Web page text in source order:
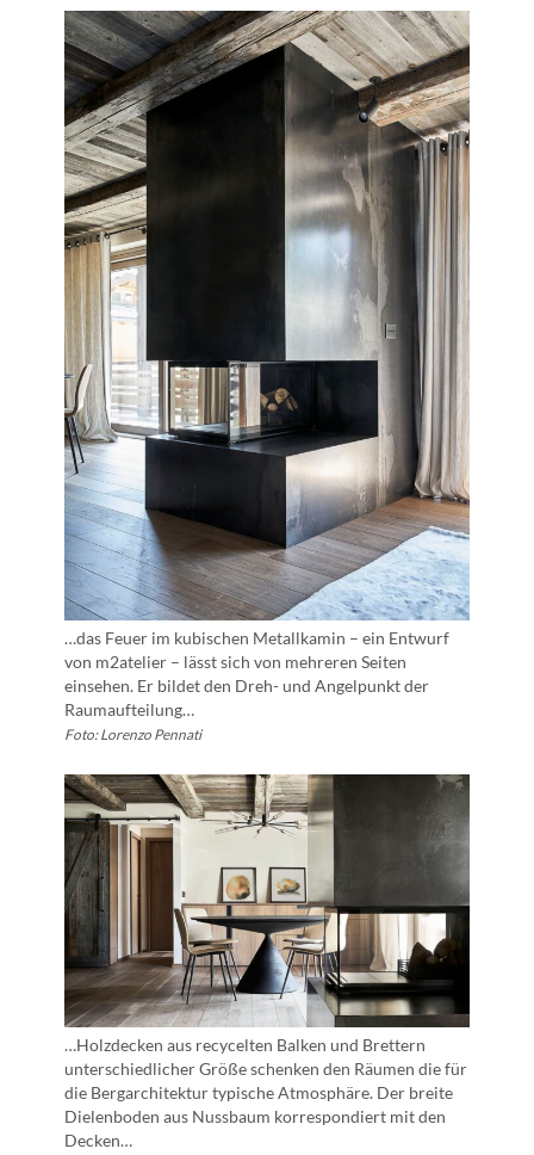
…das Feuer im kubischen Metallkamin – ein Entwurf
von m2atelier – lässt sich von mehreren Seiten
einsehen. Er bildet den Dreh- und Angelpunkt der
Raumaufteilung…
Foto: Lorenzo Pennati
…Holzdecken aus recycelten Balken und Brettern
unterschiedlicher Größe schenken den Räumen die für
die Bergarchitektur typische Atmosphäre. Der breite
Dielenboden aus Nussbaum korrespondiert mit den
Decken…